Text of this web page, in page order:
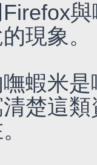
現象。
蝦米
楚這